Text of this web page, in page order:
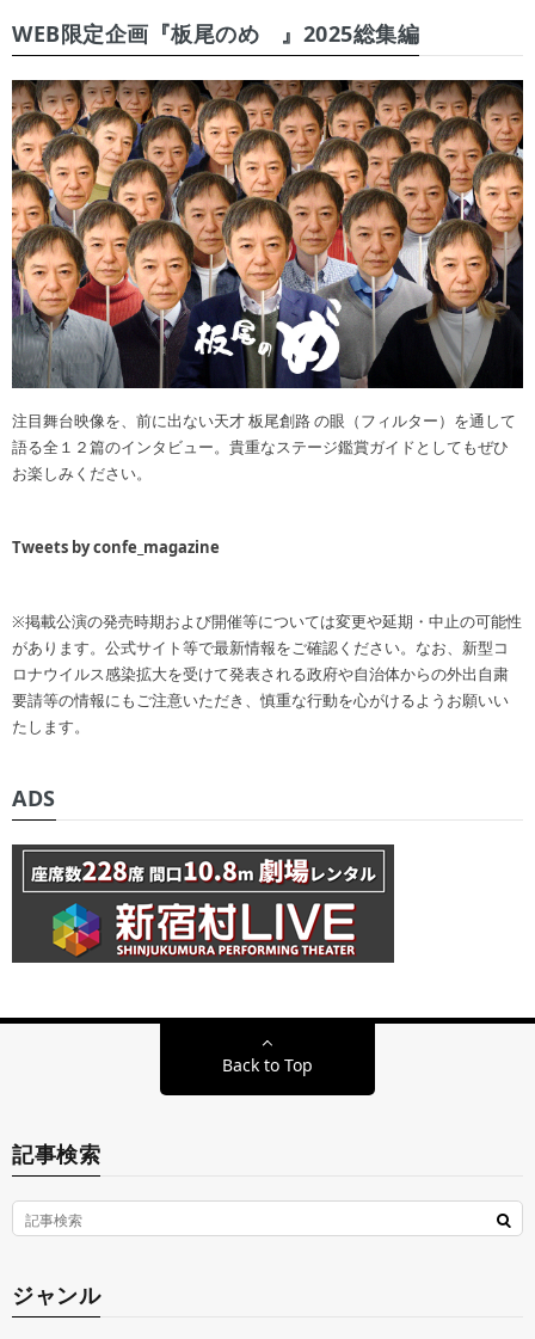
WEB限定企画『板尾のめ゙』2025総集編
注目舞台映像を、前に出ない天才 板尾創路 の眼（フィルター）を通して
語る全１２篇のインタビュー。貴重なステージ鑑賞ガイドとしてもぜひ
お楽しみください。
Tweets by confe_magazine
※掲載公演の発売時期および開催等については変更や延期・中止の可能性
があります。公式サイト等で最新情報をご確認ください。なお、新型コ
ロナウイルス感染拡大を受けて発表される政府や自治体からの外出自粛
要請等の情報にもご注意いただき、慎重な行動を心がけるようお願いい
たします。
ADS
Back to Top
記事検索
ジャンル